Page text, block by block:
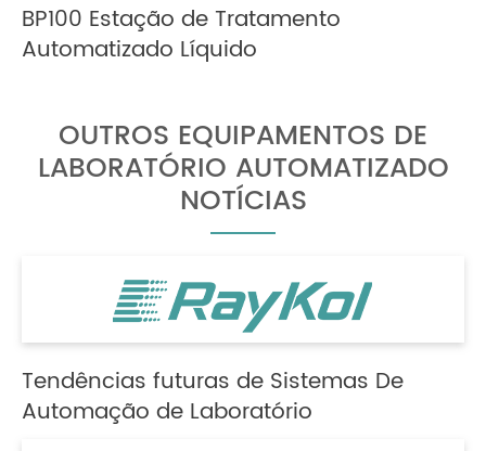
BP100 Estação de Tratamento
Automatizado Líquido
OUTROS EQUIPAMENTOS DE
LABORATÓRIO AUTOMATIZADO
NOTÍCIAS
Tendências futuras de Sistemas De
Automação de Laboratório